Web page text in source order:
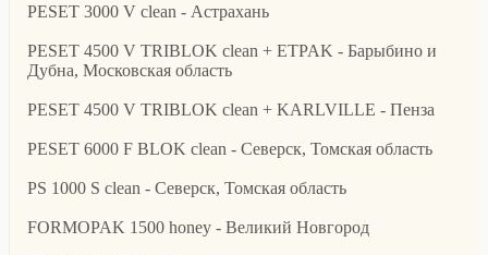
PESET 3000 V clean - Астрахань
PESET 4500 V TRIBLOK clean + ETPAK - Барыбино и
Дубна, Московская область
PESET 4500 V TRIBLOK clean + KARLVILLE - Пенза
PESET 6000 F BLOK clean - Северск, Томская область
PS 1000 S clean - Северск, Томская область
FORMOPAK 1500 honey - Великий Новгород